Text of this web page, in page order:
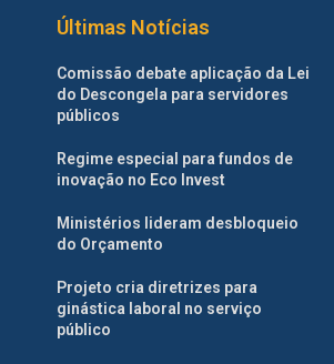
Últimas Notícias
Comissão debate aplicação da Lei
do Descongela para servidores
públicos
Regime especial para fundos de
inovação no Eco Invest
Ministérios lideram desbloqueio
do Orçamento
Projeto cria diretrizes para
ginástica laboral no serviço
público